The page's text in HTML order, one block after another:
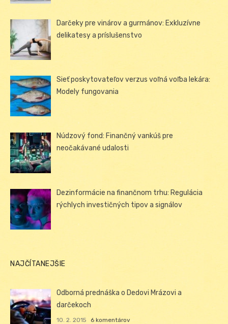
Darčeky pre vinárov a gurmánov: Exkluzívne
delikatesy a príslušenstvo
Sieť poskytovateľov verzus voľná voľba lekára:
Modely fungovania
Núdzový fond: Finančný vankúš pre
neočakávané udalosti
Dezinformácie na finančnom trhu: Regulácia
rýchlych investičných tipov a signálov
NAJČÍTANEJŠIE
Odborná prednáška o Dedovi Mrázovi a
darčekoch
10. 2. 2015 6 komentárov